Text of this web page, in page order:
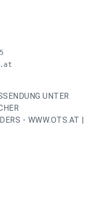
UNTER
- WWW.OTS.AT |